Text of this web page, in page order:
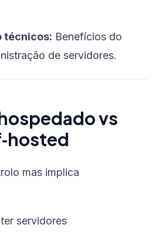
técnicos: Benefícios do
de servidores.
vs
mas implica
servidores